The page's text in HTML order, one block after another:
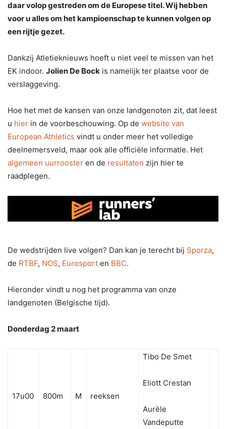
daar volop gestreden om de Europese titel. Wij hebben
voor u alles om het kampioenschap te kunnen volgen op
een rijtje gezet.
Dankzij Atletieknieuws hoeft u niet veel te missen van het
EK indoor. Jolien De Bock is namelijk ter plaatse voor de
verslaggeving.
Hoe het met de kansen van onze landgenoten zit, dat leest
u hier in de voorbeschouwing. Op de website van
European Athletics vindt u onder meer het volledige
deelnemersveld, maar ook alle officiële informatie. Het
algemeen uurrooster en de resultaten zijn hier te
raadplegen.
De wedstrijden live volgen? Dan kan je terecht bij Sporza,
de RTBF, NOS, Eurosport en BBC.
Hieronder vindt u nog het programma van onze
landgenoten (Belgische tijd).
Donderdag 2 maart
17u00 800m M reeksen
Tibo De Smet
Eliott Crestan
Aurèle
Vandeputte